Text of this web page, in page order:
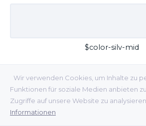
Wir verwenden Cookies, um Inhalte zu
Funktionen für soziale Medien anbieten
Zugriffe auf unsere Website zu analysieren.
Informationen
$color-silv-mid